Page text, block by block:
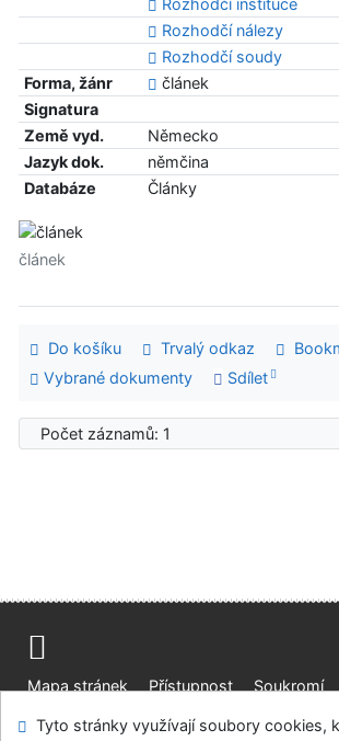
Rozhodčí instituce
Rozhodčí nálezy
Rozhodčí soudy
Forma, žánr
článek
Signatura
Země vyd.
Německo
Jazyk dok.
němčina
Databáze
Články
článek
Do košíku Trvalý odkaz
Vybrané dokumenty
Sdílet
Počet záznamů: 1
Mapa stránek Přístupnost
Soukromí
Modul OpenSearch
Napište nám
Tyto stránky využívají soubory cookies,